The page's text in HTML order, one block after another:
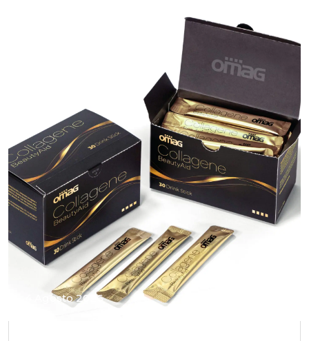
4 Agosto 2026